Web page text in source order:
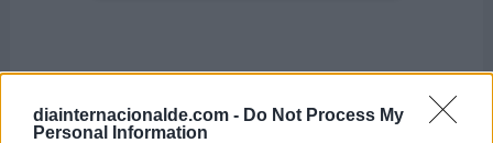
diainternacionalde.com - Do Not Process My
Personal Information
El 16 de mayo también se celebra ...